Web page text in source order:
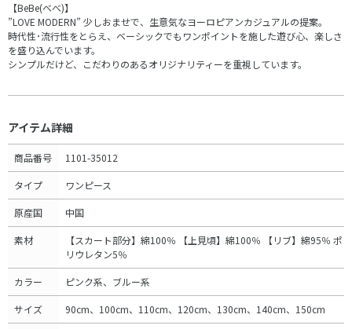
【BeBe(べべ)】
”LOVE MODERN” 少しおませで、生意気なヨーロピアンカジュアルの提案。
時代性･流行性をとらえ、ベーシックでもワンポイントを施した遊び心、楽しさ
を盛り込んでいます。
シンプルだけど、こだわりのあるオリジナリティーを重視しています。
アイテム詳細
商品番号 1101-35012
タイプ ワンピース
原産国 中国
素材
【スカート部分】綿100％ 【上見頃】綿100％ 【リブ】綿95％ ポ
リウレタン5％
カラー ピンク系、ブルー系
サイズ 90cm、100cm、110cm、120cm、130cm、140cm、150cm